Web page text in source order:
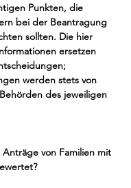
Punkten, die
bei der Beantragung
sollten. Die hier
ersetzen
werden stets von
des jeweiligen
Anträge von Familien mit